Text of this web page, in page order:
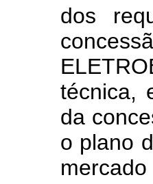
dos
técnica,
da
o plano